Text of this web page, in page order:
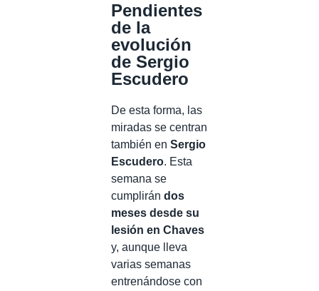
Pendientes
de la
evolución
de Sergio
Escudero
De esta forma, las
miradas se centran
también en Sergio
Escudero. Esta
semana se
cumplirán dos
meses desde su
lesión en Chaves
y, aunque lleva
varias semanas
entrenándose con